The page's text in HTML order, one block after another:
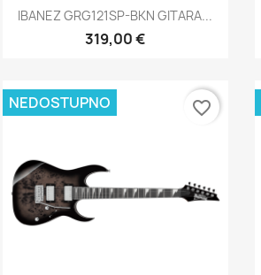
Brzi pregled
IBANEZ GRG121SP-BKN GITARA...
319,00 €
NEDOSTUPNO favorite_border